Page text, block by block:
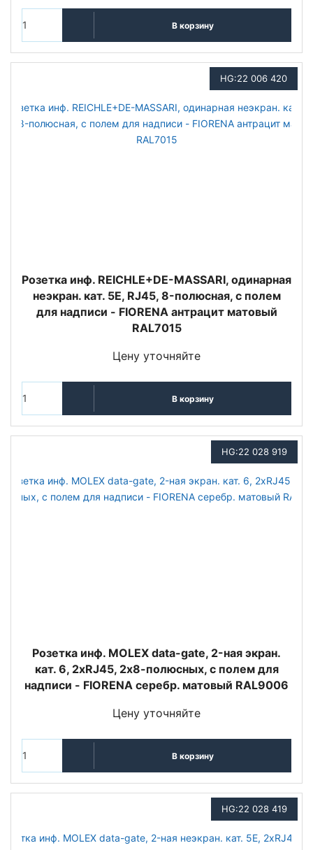
В корзину
HG:22 006 420
Розетка инф. REICHLE+DE-MASSARI, одинарная
неэкран. кат. 5E, RJ45, 8-полюсная, с полем
для надписи - FIORENA антрацит матовый
RAL7015
Цену уточняйте
В корзину
HG:22 028 919
Розетка инф. MOLEX data-gate, 2-ная экран.
кат. 6, 2хRJ45, 2х8-полюсных, с полем для
надписи - FIORENA серебр. матовый RAL9006
Цену уточняйте
В корзину
HG:22 028 419